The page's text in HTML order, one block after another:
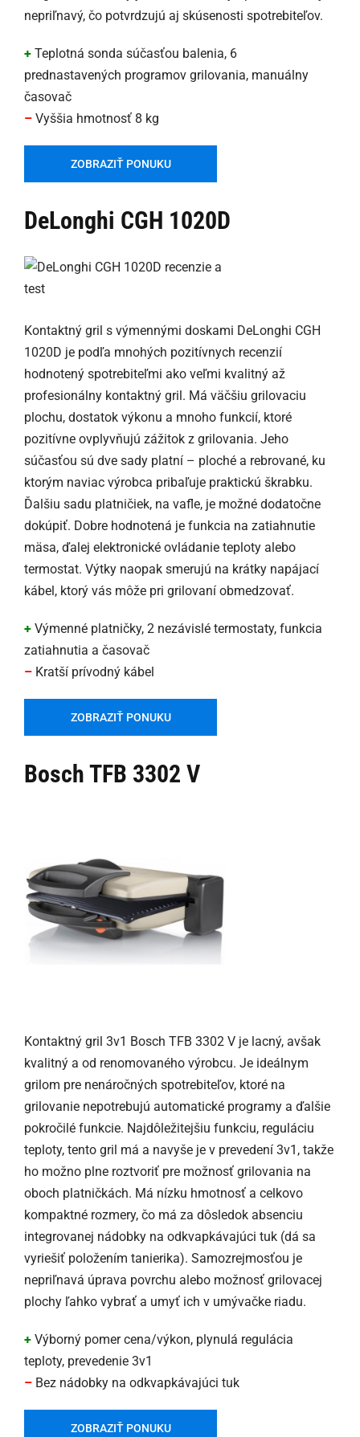
nepriľnavý, čo potvrdzujú aj skúsenosti spotrebiteľov.
+ Teplotná sonda súčasťou balenia, 6
prednastavených programov grilovania, manuálny
časovač
– Vyššia hmotnosť 8 kg
ZOBRAZIŤ PONUKU
DeLonghi CGH 1020D
Kontaktný gril s výmennými doskami DeLonghi CGH
1020D je podľa mnohých pozitívnych recenzií
hodnotený spotrebiteľmi ako veľmi kvalitný až
profesionálny kontaktný gril. Má väčšiu grilovaciu
plochu, dostatok výkonu a mnoho funkcií, ktoré
pozitívne ovplyvňujú zážitok z grilovania. Jeho
súčasťou sú dve sady platní – ploché a rebrované, ku
ktorým naviac výrobca pribaľuje praktickú škrabku.
Ďalšiu sadu platničiek, na vafle, je možné dodatočne
dokúpiť. Dobre hodnotená je funkcia na zatiahnutie
mäsa, ďalej elektronické ovládanie teploty alebo
termostat. Výtky naopak smerujú na krátky napájací
kábel, ktorý vás môže pri grilovaní obmedzovať.
+ Výmenné platničky, 2 nezávislé termostaty, funkcia
zatiahnutia a časovač
– Kratší prívodný kábel
ZOBRAZIŤ PONUKU
Bosch TFB 3302 V
Kontaktný gril 3v1 Bosch TFB 3302 V je lacný, avšak
kvalitný a od renomovaného výrobcu. Je ideálnym
grilom pre nenáročných spotrebiteľov, ktoré na
grilovanie nepotrebujú automatické programy a ďalšie
pokročilé funkcie. Najdôležitejšiu funkciu, reguláciu
teploty, tento gril má a navyše je v prevedení 3v1, takže
ho možno plne roztvoriť pre možnosť grilovania na
oboch platničkách. Má nízku hmotnosť a celkovo
kompaktné rozmery, čo má za dôsledok absenciu
integrovanej nádobky na odkvapkávajúci tuk (dá sa
vyriešiť položením tanierika). Samozrejmosťou je
nepriľnavá úprava povrchu alebo možnosť grilovacej
plochy ľahko vybrať a umyť ich v umývačke riadu.
+ Výborný pomer cena/výkon, plynulá regulácia
teploty, prevedenie 3v1
– Bez nádobky na odkvapkávajúci tuk
ZOBRAZIŤ PONUKU